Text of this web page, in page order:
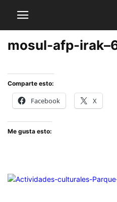
mosul-afp-
Comparte esto:
Facebook X
Me gusta esto: